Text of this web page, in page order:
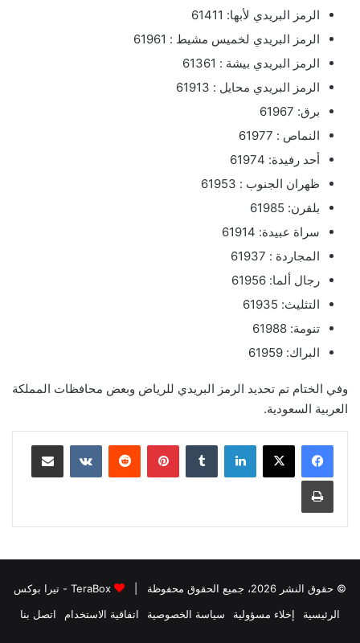
الرمز البريدي لأبها: 61411
الرمز البريدي لخميس مشيط : 61961
الرمز البريدي بيشة : 61361
الرمز البريدي محايل : 61913
برق: 61967
النماص : 61977
أحد رفيدة: 61974
ظهران الجنوب : 61953
بلقرن: 61985
سراة عبيدة: 61914
المجاردة : 61937
رجال ألما: 61956
التثليث: 61935
تنومة: 61988
البراك: 61959
وفي الختام تم تحديد الرمز البريدي للرياض وبعض محافظات المملكة
العربية السعودية.
لينكدإن بينتيريست مشاركة عبر البريد
طباعة
© حقوق النشر 2026، جميع الحقوق محفوظة |
TeraBox - تيرا بوكس
الرئيسية
إخلاء مسؤولية سياسة الخصوصية اتفاقية الاستخدام اتصل بنا